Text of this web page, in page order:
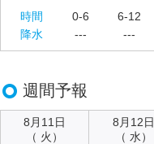
時間
0-6 6-12
降水
--- ---
週間予報
8月11日
（ 火）
8月12日
（ 水）